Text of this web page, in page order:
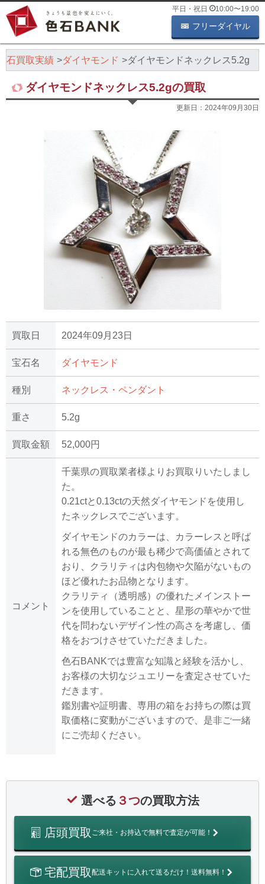
平日・祝日 10:00〜19:00
フリーダイヤル
石買取実績 ダイヤモンド ダイヤモンドネックレス5.2g
ダイヤモンドネックレス5.2gの買取
更新日： 2024年09月30日
買取日 2024年09月23日
宝石名 ダイヤモンド
種別 ネックレス・ペンダント
重さ 5.2g
買取金額 52,000円
コメント
千葉県の買取業者様よりお買取りいたしまし
た。
0.21ctと0.13ctの天然ダイヤモンドを使用し
たネックレスでございます。
ダイヤモンドのカラーは、カラーレスと呼ば
れる無色のものが最も稀少で高価値とされて
おり、クラリティは内包物や欠陥がないもの
ほど優れたお品物となります。
クラリティ（透明感）の優れたメインストー
ンを使用していることと、星形の華やかで世
代を問わないデザイン性の高さを考慮し、価
格をおつけさせていただきました。
色石BANKでは豊富な知識と経験を活かし、
お客様の大切なジュエリーを査定させていた
だきます。
鑑別書や証明書、専用の箱をお持ちの際は買
取価格に変動がございますので、是非ご一緒
にご売却ください。
選べる ３つの買取方法
店頭買取 ご来社・お持込で無料で査定が可能！
宅配買取配送キットに入れて送るだけ！送料無料！